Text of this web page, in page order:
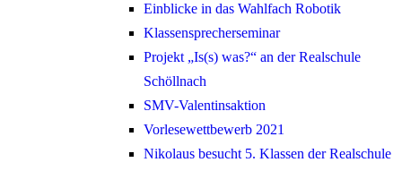
Einblicke in das Wahlfach Robotik
Klassensprecherseminar
Projekt „Is(s) was?“ an der Realschule
Schöllnach
SMV-Valentinsaktion
Vorlesewettbewerb 2021
Nikolaus besucht 5. Klassen der Realschule